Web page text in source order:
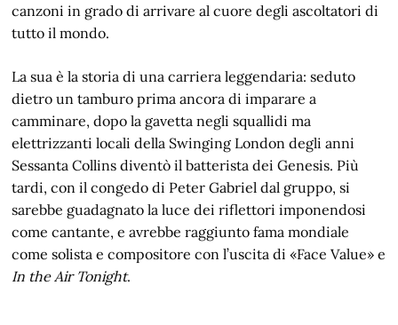
canzoni in grado di arrivare al cuore degli ascoltatori di
tutto il mondo.
La sua è la storia di una carriera leggendaria: seduto
dietro un tamburo prima ancora di imparare a
camminare, dopo la gavetta negli squallidi ma
elettrizzanti locali della Swinging London degli anni
Sessanta Collins diventò il batterista dei Genesis. Più
tardi, con il congedo di Peter Gabriel dal gruppo, si
sarebbe guadagnato la luce dei riflettori imponendosi
come cantante, e avrebbe raggiunto fama mondiale
come solista e compositore con l’uscita di «Face Value» e
In the Air Tonight.